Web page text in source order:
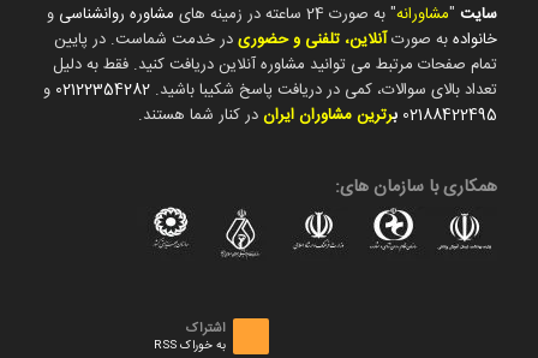
سایت"مشاورانه" به صورت 24 ساعته در زمینه های مشاوره روانشناسی و
خانوادهبه صورتآنلاین، تلفنی و حضوریدر خدمت شماست. در پایین
تمام صفحات مرتبط می توانید مشاوره آنلاین دریافت کنید. فقط به دلیل
تعداد بالای سوالات، کمی در دریافت پاسخ شکیبا باشید. 02122354282 و
02188422495 برترین مشاوران ایراندر کنار شما هستند.
همکاری با سازمان های:
اشتراک
به خوراک RSS